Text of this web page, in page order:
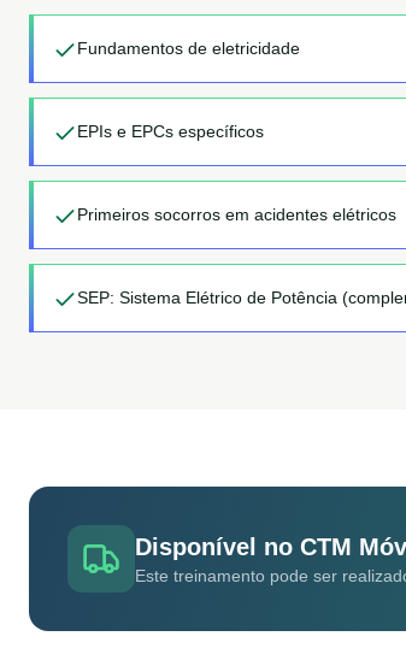
Fundamentos de eletricidade
EPIs e EPCs específicos
Primeiros socorros em acidentes elétricos
SEP: Sistema Elétrico de Potência
Disponível no CTM
Este treinamento pode ser